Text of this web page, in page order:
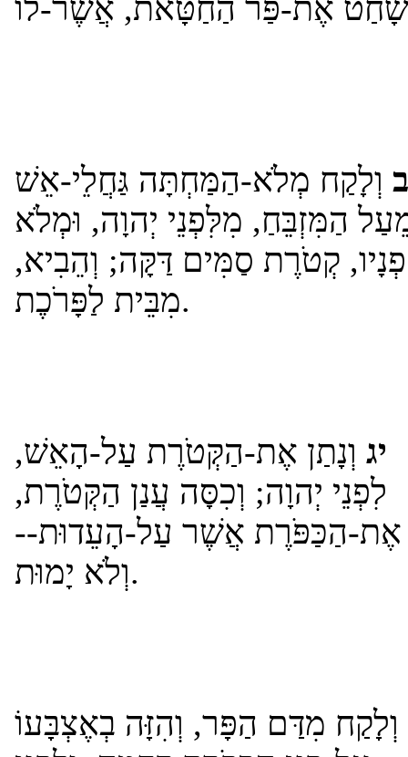
וְלָקַח מְלֹא-הַמַּחְתָּה גַּחֲלֵי-אֵשׁ
הַמִּזְבֵּחַ, מִלִּפְנֵי יְהוָה, וּמְלֹא
קְטֹרֶת סַמִּים דַּקָּה; וְהֵבִיא,
מִבֵּית לַפָּרֹכֶת.
יג וְנָתַן אֶת-הַקְּטֹרֶת עַל-הָאֵשׁ,
לִפְנֵי יְהוָה; וְכִסָּה עֲנַן הַקְּטֹרֶת,
אֶת-הַכַּפֹּרֶת אֲשֶׁר עַל-הָעֵדוּת--
וְלֹא יָמוּת.
וְלָקַח מִדַּם הַפָּר, וְהִזָּה בְאֶצְבָּעוֹ